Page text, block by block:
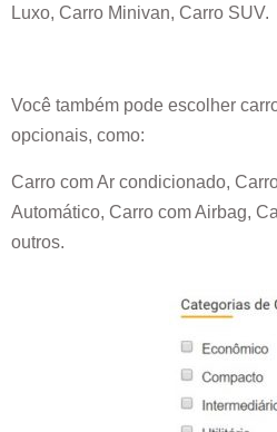
Luxo, Carro Minivan, Carro SUV.
Você também pode escolher
opcionais, como:
Carro com Ar condicionado,
Automático, Carro com Airbag,
outros.